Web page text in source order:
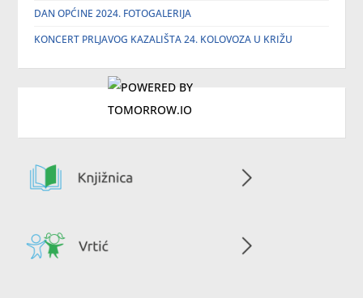
DAN OPĆINE 2024. FOTOGALERIJA
KONCERT PRLJAVOG KAZALIŠTA 24. KOLOVOZA U KRIŽU